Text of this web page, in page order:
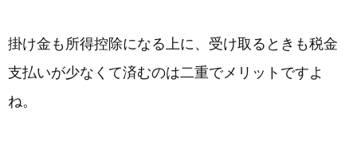
掛け金も所得控除になる上に、受け取るときも税金
支払いが少なくて済むのは二重でメリットですよ
ね。